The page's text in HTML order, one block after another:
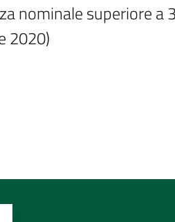
nominale superiore a
2020)